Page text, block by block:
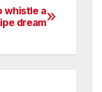
whistle a
dream